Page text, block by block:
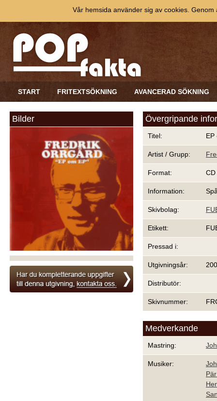
START FRITEXTSÖKNING AVANCERAD SÖKNING
Bilder Övergripande
Titel: EP
Artist / Grupp:
Format: CD
Information:
Skivbolag:
Etikett:
Pressad i:
Utgivningsår:
Distributör:
Skivnummer:
Medverkande
Mastring:
Musiker:
Vår hemsida använder sig av cookies.